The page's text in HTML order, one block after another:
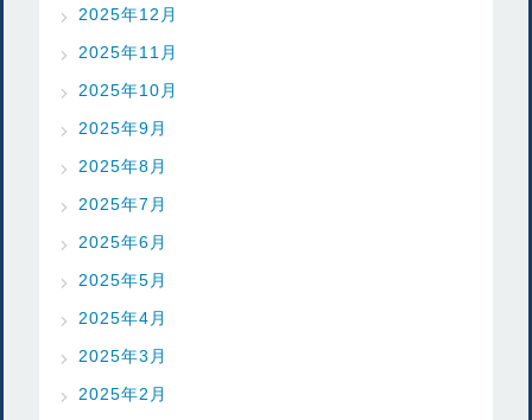
2025年12月
2025年11月
2025年10月
2025年9月
2025年8月
2025年7月
2025年6月
2025年5月
2025年4月
2025年3月
2025年2月